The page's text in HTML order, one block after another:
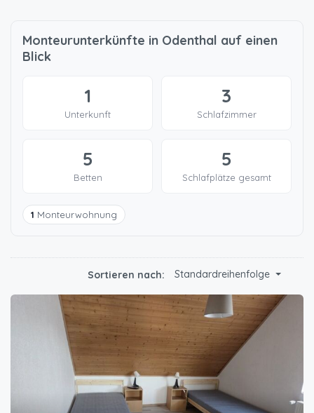
Monteurunterkünfte in Odenthal auf einen
Blick
1
Unterkunft
3
Schlafzimmer
5
Betten
5
Schlafplätze gesamt
1 Monteurwohnung
Sortieren nach: Standardreihenfolge